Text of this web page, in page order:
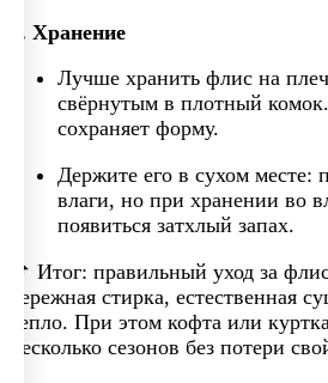
5. Хранение
Лучше хранить флис на
свёрнутым в плотный
сохраняет форму.
Держите его в сухом месте:
влаги, но при хранении во
появиться затхлый запах.
📌 Итог: правильный уход за
бережная стирка, естественная
тепло. При этом кофта или
несколько сезонов без потери